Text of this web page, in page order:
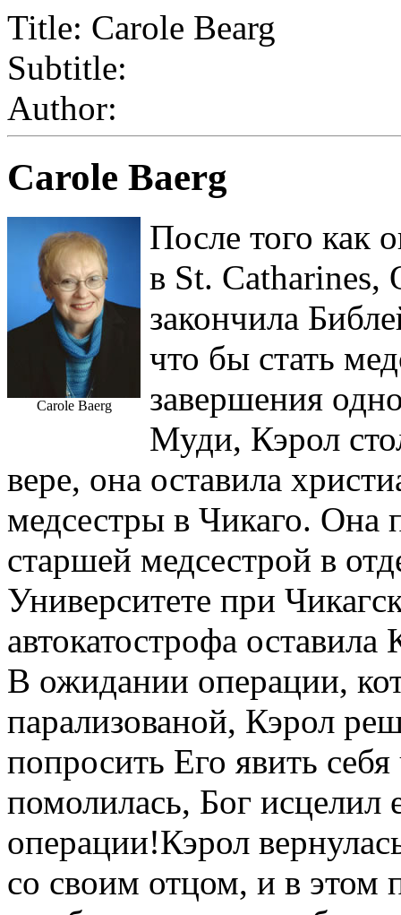
Title: Carole Bearg
Subtitle:
Author:
Carole Baerg
Carole Baerg
После того как
в St. Catharines,
закончила
что бы стать
завершения
Муди, Кэрол
вере, она оставила
медсестры в Чикаго. Она
старшей медсестрой в
Университете при
автокатострофа
В ожидании операции,
парализованой, Кэрол
попросить Его явить
помолилась, Бог исцелил
операции!Кэрол
со своим отцом, и в этом